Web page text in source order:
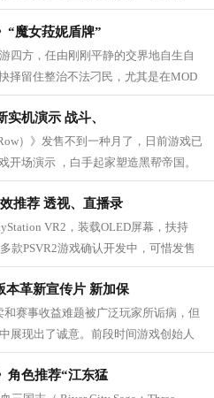
火罗...
“魔女菈妮盾牌”
四方，任由刚刚平静的交界地自生自
择留住整治不法刁民，尤其是在MOD
最...
机演示 战斗、
）》发售不到一种月了，日前游戏已
开场演示 ，白手起家塑造黑帮帝国。
分钟的《黑...
推荐 透视、直播录
VR2，装载OLED屏幕，扶持
款PSVR2游戏确认开发中，可惜发售
的一系列新功效，全体...
本革新宣传片 新加保
和赛事收益难题被广泛玩家所诟病，但
展现出了诚意。前段时间游戏创始人
车剪影...
角色推荐“江东猛